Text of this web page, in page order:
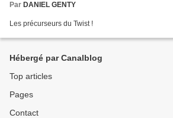
Par DANIEL GENTY
Les précurseurs du Twist !
Hébergé par Canalblog
Top articles
Pages
Contact